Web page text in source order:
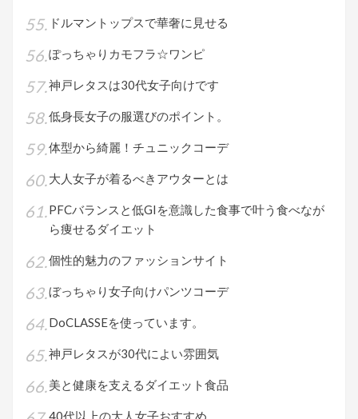
ドルマントップスで華奢に見せる
ぽっちゃりカモフラ☆ワンピ
神戸レタスは30代女子向けです
低身長女子の服選びのポイント。
体型から綺麗！チュニックコーデ
大人女子が着るべきアウターとは
PFCバランスと低GIを意識した食事で叶う食べなが
ら痩せるダイエット
個性的魅力のファッションサイト
ぼっちゃり女子向けパンツコーデ
DoCLASSEを使っています。
神戸レタスが30代によい雰囲気
美と健康を支えるダイエット食品